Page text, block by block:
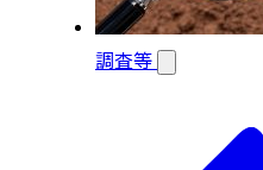
調査等